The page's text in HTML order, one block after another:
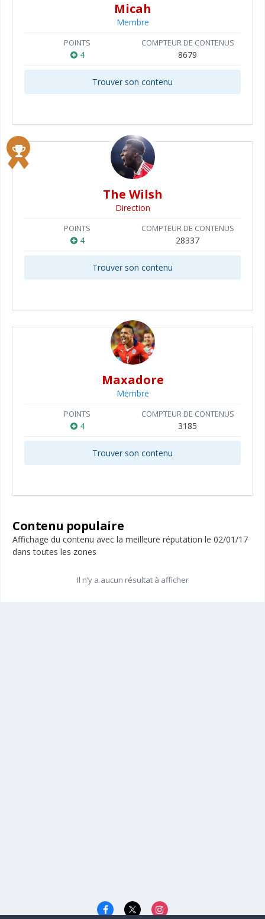
Micah
Membre
POINTS
4
COMPTEUR DE CONTENUS
8679
Trouver son contenu
The Wilsh
Direction
POINTS
4
COMPTEUR DE CONTENUS
28337
Trouver son contenu
Maxadore
Membre
POINTS
4
COMPTEUR DE CONTENUS
3185
Trouver son contenu
Contenu populaire
Affichage du contenu avec la meilleure réputation le 02/01/17
dans toutes les zones
Il n’y a aucun résultat à afficher